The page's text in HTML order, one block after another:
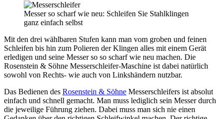
Messer so scharf wie neu: Schleifen Sie Stahlklingen
ganz einfach selbst
Mit den drei wählbaren Stufen kann man vom groben und feinen
Schleifen bis hin zum Polieren der Klingen alles mit einem Gerät
erledigen und seine Messer so so scharf wie neu machen. Die
Rosenstein & Söhne Messerschleifer-Maschine ist dabei natürlich
sowohl von Rechts- wie auch von Linkshändern nutzbar.
Das Bedienen des Rosenstein & Söhne Messerschleifers ist absolut
einfach und schnell gemacht. Man muss lediglich sein Messer durch
die jeweilige Führung ziehen. Dabei muss man sich nie einen